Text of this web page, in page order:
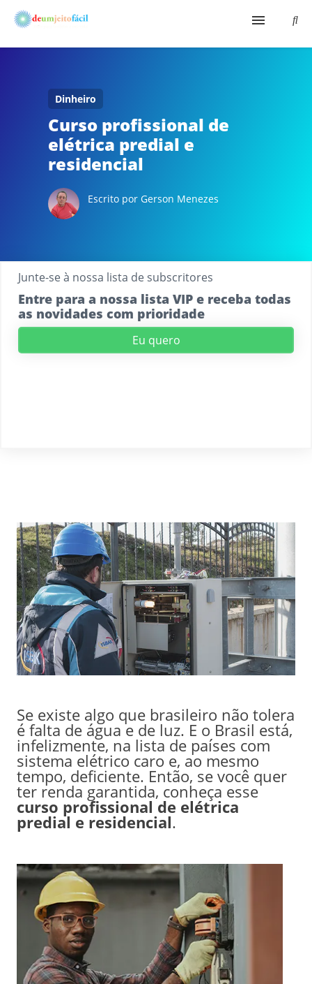
Aqui É Fácil
Shopping Virtual
Dinheiro
Curso profissional de
elétrica predial e
residencial
Escrito por Gerson Menezes
Junte-se à nossa lista de subscritores
Entre para a nossa lista VIP e receba todas
as novidades com prioridade
Eu quero
Se existe algo que brasileiro não tolera
é falta de água e de luz. E o Brasil está,
infelizmente, na lista de países com
sistema elétrico caro e, ao mesmo
tempo, deficiente. Então, se você quer
ter renda garantida, conheça esse
curso profissional de elétrica
predial e residencial.